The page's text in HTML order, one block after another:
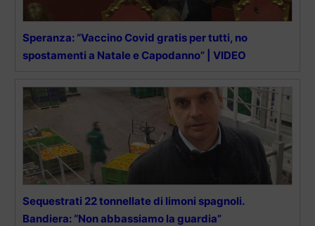
Speranza: “Vaccino Covid gratis per tutti, no
spostamenti a Natale e Capodanno” | VIDEO
Sequestrati 22 tonnellate di limoni spagnoli.
Bandiera: “Non abbassiamo la guardia”